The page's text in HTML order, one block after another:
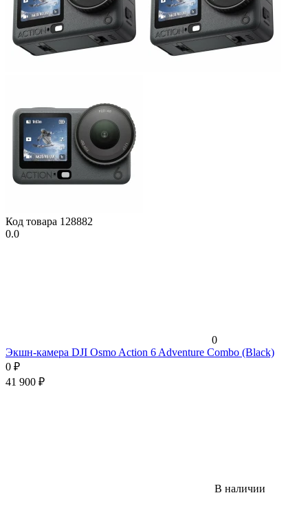
Код товара 128882
0.0
0
Экшн-камера DJI Osmo Action 6 Adventure Combo (Black)
0 ₽
41 900 ₽
В наличии